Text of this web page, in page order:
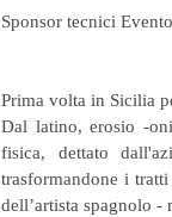
Sponsor tecnici
Prima volta in Sicilia
Dal latino, erosio -
fisica, dettato
trasformandone i
dell’artista spagnolo